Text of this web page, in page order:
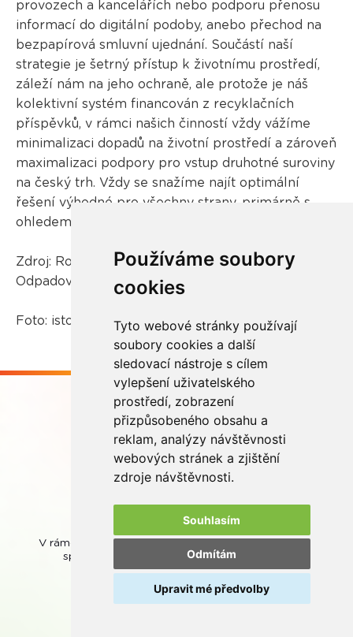
Používáme soubory
cookies
Tyto webové stránky používají
soubory cookies a další
sledovací nástroje s cílem
vylepšení uživatelského
prostředí, zobrazení
přizpůsobeného obsahu a
reklam, analýzy návštěvnosti
webových stránek a zjištění
zdroje návštěvnosti.
Souhlasím
Odmítám
Upravit mé předvolby
provozech a kancelářích nebo podporu přenosu
informací do digitální podoby, anebo přechod na
bezpapírová smluvní ujednání. Součástí naší
strategie je šetrný přístup k životnímu prostředí,
záleží nám na jeho ochraně, ale protože je náš
kolektivní systém financován z recyklačních
příspěvků, v rámci našich činností vždy vážíme
minimalizaci dopadů na životní prostředí a zároveň
maximalizaci podpory pro vstup druhotné suroviny
na český trh. Vždy se snažíme najít optimální
řešení výhodné pro všechny strany, primárně s
ohledem na etickou ochranu životního prostředí.
Zdroj: Rozhovor vyšel v květnovém čísle časopisu
Odpadové fórum.
Foto: istockphoto.com
Buďme ve spojení
© REMA Systém
Nastavení cookies
Ochrana osobních údajů
V rámci zpětného odběru odpadních přenosných baterií
spolupracujeme se společnostíREMA Battery